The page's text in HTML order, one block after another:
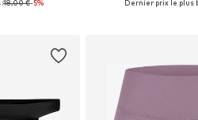
18,00 €-5%
Dernier prix le plus